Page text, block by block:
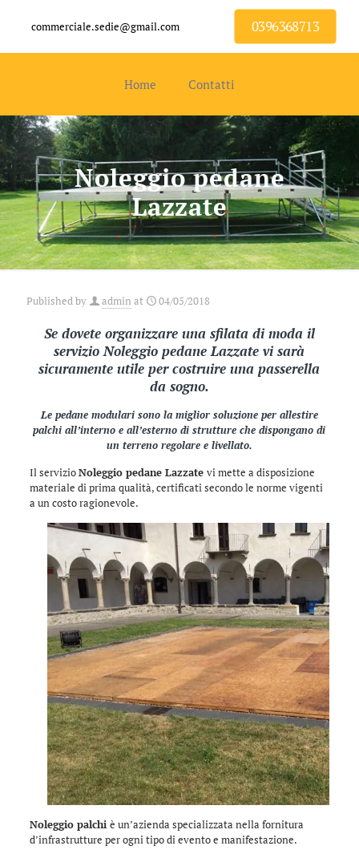
commerciale.sedie@gmail.com 0396368713
Home Contatti
Noleggio pedane
Lazzate
Published by admin at 04/05/2018
Se dovete organizzare una sfilata di moda il
servizio Noleggio pedane Lazzate vi sarà
sicuramente utile per costruire una passerella
da sogno.
Le pedane modulari sono la miglior soluzione per allestire
palchi all’interno e all’esterno di strutture che dispongano di
un terreno regolare e livellato.
Il servizioNoleggio pedane Lazzate vi mette a disposizione
materiale di prima qualità, certificati secondo le norme vigenti
a un costo ragionevole.
Noleggio palchi è un’azienda specializzata nella fornitura
d’infrastrutture per ogni tipo di evento e manifestazione.